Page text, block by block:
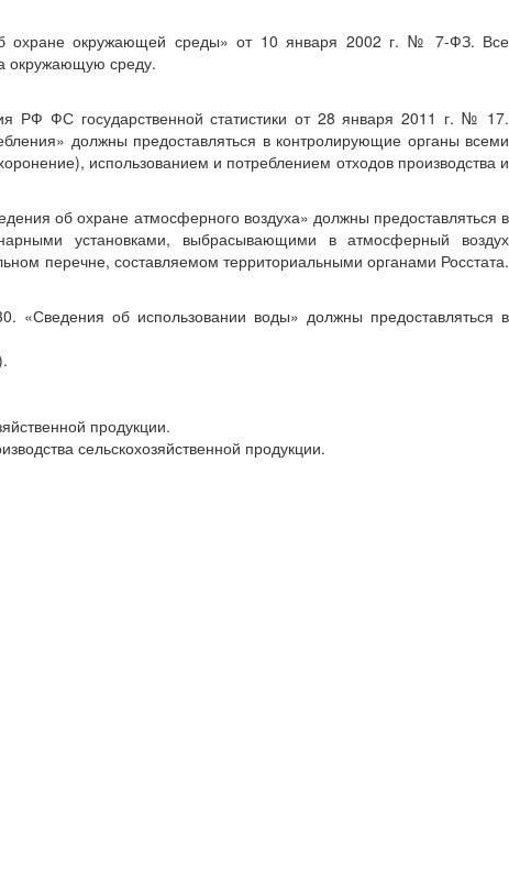
«Об охране окружающей среды» от 10 января 2002 г. № 7-ФЗ. Все
окружающую среду.
РФ ФС государственной статистики от 28 января 2011 г. № 17.
должны предоставляться в контролирующие органы всеми
использованием и потреблением отходов производства и
об охране атмосферного воздуха» должны предоставляться в
установками, выбрасывающими в атмосферный воздух
перечне, составляемом территориальными органами Росстата.
об использовании воды» должны предоставляться в
продукции.
сельскохозяйственной продукции.